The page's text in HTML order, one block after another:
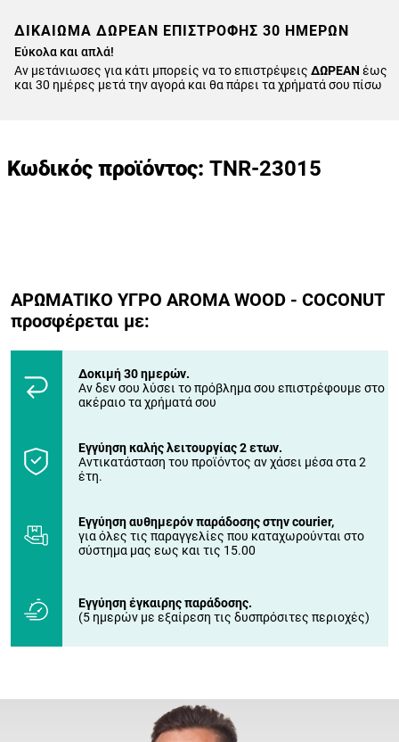
ΔΙΚΑΊΩΜΑ ΔΩΡΕΆΝ ΕΠΙΣΤΡΟΦΉΣ 30 ΗΜΕΡΏΝ
Εύκολα και απλά!
Αν μετάνιωσες για κάτι μπορείς να το επιστρέψεις ΔΩΡΕΑΝ έως
και 30 ημέρες μετά την αγορά και θα πάρει τα χρήματά σου πίσω
Κωδικός προϊόντος: TNR-23015
ΑΡΩΜΑΤΙΚΟ ΥΓΡΟ AROMA WOOD - COCONUT
προσφέρεται με:
Δοκιμή 30 ημερών.
Αν δεν σου λύσει το πρόβλημα σου επιστρέφουμε στο
ακέραιο τα χρήματά σου
Εγγύηση καλής λειτουργίας 2 ετων.
Αντικατάσταση του προϊόντος αν χάσει μέσα στα 2
έτη.
Εγγύηση αυθημερόν παράδοσης στην courier,
για όλες τις παραγγελίες που καταχωρούνται στο
σύστημα μας εως και τις 15.00
Εγγύηση έγκαιρης παράδοσης.
(5 ημερών με εξαίρεση τις δυσπρόσιτες περιοχές)